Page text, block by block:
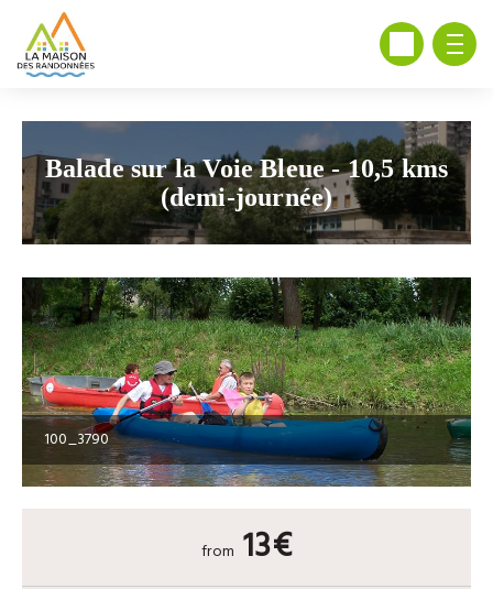
Balade sur la Voie Bleue - 10,5 kms
(demi-journée)
100_3790
from 13€